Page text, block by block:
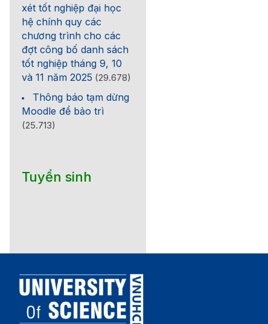
xét tốt nghiệp đại học
hệ chính quy các
chương trình cho các
đợt công bố danh sách
tốt nghiệp tháng 9, 10
và 11 năm 2025 (29.678)
Thông báo tạm dừng
Moodle để bảo trì
(25.713)
Tuyển sinh